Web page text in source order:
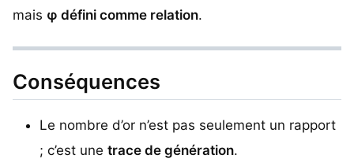
mais φ défini comme relation.
Conséquences
Le nombre d’or n’est pas seulement un rapport
; c’est une trace de génération.